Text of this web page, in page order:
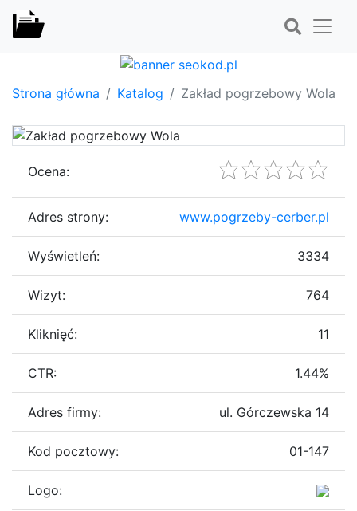
Strona główna Katalog Zakład pogrzebowy Wola
Ocena:
Adres strony: www.pogrzeby-cerber.pl
Wyświetleń: 3334
Wizyt: 764
Kliknięć: 11
CTR: 1.44%
Adres firmy: ul. Górczewska 14
Kod pocztowy: 01-147
Logo: